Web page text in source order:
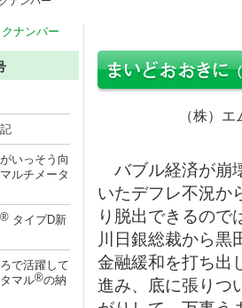
ナンバー
いっそう向
ルチメータ
® タイプD新
で活躍して
マル®の納
（株）
バブル経済が崩
いたデフレ不況か
り脱出できるので
川日銀総裁から黒
金融緩和を打ち出
進み、底に張りつ